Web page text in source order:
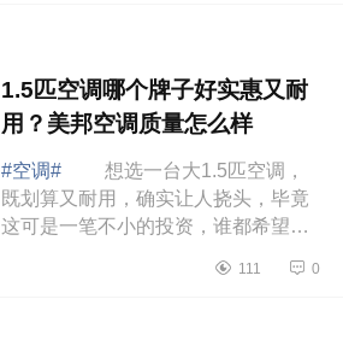
1.5匹空调哪个牌子好实惠又耐
用？美邦空调质量怎么样
#空调#
想选一台大1.5匹空调，
既划算又耐用，确实让人挠头，毕竟
这可是一笔不小的投资，谁都希望能
大家介绍下1.5匹空调哪个牌子好实惠
111 0